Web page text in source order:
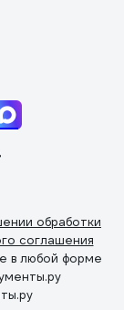
обработки
соглашения
в любой форме